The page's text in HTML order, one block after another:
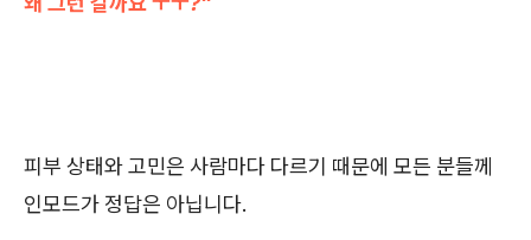
피부 상태와 고민은 사람마다 다르기 때문에 모든 분들께
인모드가 정답은 아닙니다.